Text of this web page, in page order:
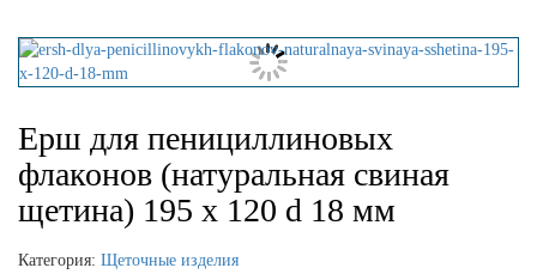
Ерш для пенициллиновых
флаконов (натуральная свиная
щетина) 195 x 120 d 18 мм
Категория: Щеточные изделия